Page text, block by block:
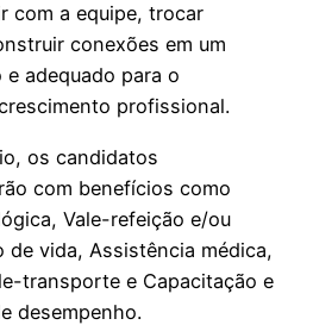
com a equipe, trocar
conexões em um
adequado para o
profissional.
os candidatos
com benefícios como
Vale-refeição e/ou
de vida, Assistência médica,
transporte e Capacitação e
desempenho.